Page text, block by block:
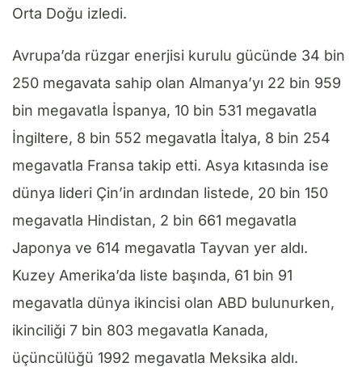
Orta Doğu izledi.
Avrupa’da rüzgar enerjisi kurulu gücünde 34 bin
250 megavata sahip olan Almanya’yı 22 bin 959
bin megavatla İspanya, 10 bin 531 megavatla
İngiltere, 8 bin 552 megavatla İtalya, 8 bin 254
megavatla Fransa takip etti. Asya kıtasında ise
dünya lideri Çin’in ardından listede, 20 bin 150
megavatla Hindistan, 2 bin 661 megavatla
Japonya ve 614 megavatla Tayvan yer aldı.
Kuzey Amerika’da liste başında, 61 bin 91
megavatla dünya ikincisi olan ABD bulunurken,
ikinciliği 7 bin 803 megavatla Kanada,
üçüncülüğü 1992 megavatla Meksika aldı.